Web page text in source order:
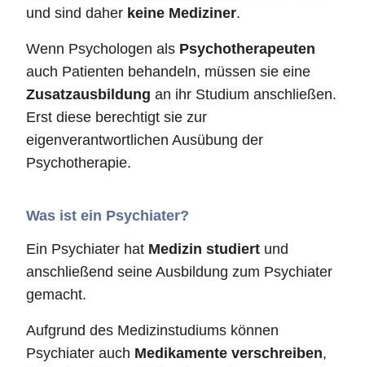
und sind daher keine Mediziner.
Wenn Psychologen als Psychotherapeuten
auch Patienten behandeln, müssen sie eine
Zusatzausbildung an ihr Studium anschließen.
Erst diese berechtigt sie zur
eigenverantwortlichen Ausübung der
Psychotherapie.
Was ist ein Psychiater?
Ein Psychiater hat Medizin studiert und
anschließend seine Ausbildung zum Psychiater
gemacht.
Aufgrund des Medizinstudiums können
Psychiater auch Medikamente verschreiben,